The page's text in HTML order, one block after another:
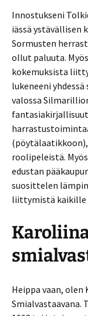
Innostukseni
iässä ystävällisen
Sormusten
ollut paluuta.
kokemuksista
lukeneeni
valossa
roolipeleistä.
edustan
suosittelen
liittymistä kaikille
Heippa vaan,
Smialvastaavana.